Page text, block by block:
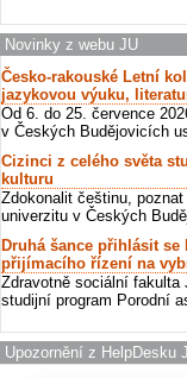
Novinky z webu JU
Česko-rakouské Letní
jazykovou výuku,
Od 6. do 25. července
v Českých Budějovicích
Cizinci z celého světa
kulturu
Zdokonalit češtinu,
univerzitu v Českých
Druhá šance přihlásit
přijímacího řízení na
Zdravotně sociální fakulta
studijní program Porodní
Upozornění z HelpDesku